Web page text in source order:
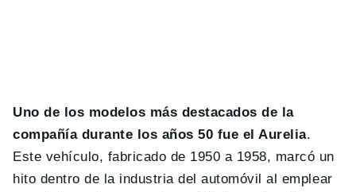
Uno de los modelos más destacados de la
compañía durante los años 50 fue el Aurelia.
Este vehículo, fabricado de 1950 a 1958, marcó un
hito dentro de la industria del automóvil al emplear